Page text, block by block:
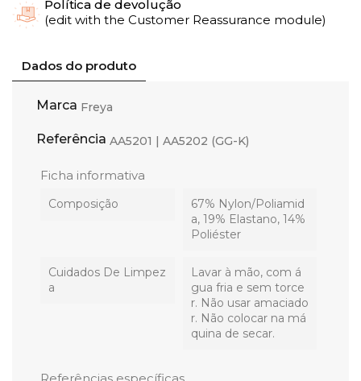
Política de devolução
(edit with the Customer Reassurance module)
Dados do produto
Marca Freya
Referência AA5201 | AA5202 (GG-K)
Ficha informativa
Composição
67% Nylon/Poliamid
a, 19% Elastano, 14%
Poliéster
Cuidados De Limpez
A
Lavar à mão, com á
gua fria e sem torce
r. Não usar amaciado
r. Não colocar na má
quina de secar.
Referências específicas